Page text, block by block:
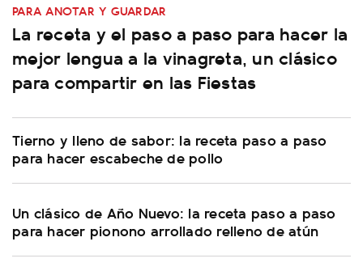
PARA ANOTAR Y GUARDAR
La receta y el paso a paso para hacer la
mejor lengua a la vinagreta, un clásico
para compartir en las Fiestas
Tierno y lleno de sabor: la receta paso a paso
para hacer escabeche de pollo
Un clásico de Año Nuevo: la receta paso a paso
para hacer pionono arrollado relleno de atún